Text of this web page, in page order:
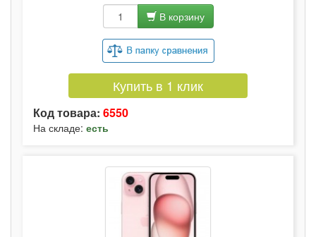
В корзину
Купить в 1 клик
Код товара: 6550
На складе: есть